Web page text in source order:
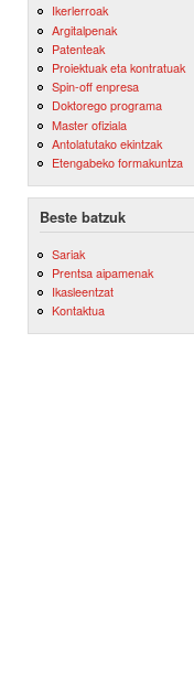
Ikerlerroak
Argitalpenak
Patenteak
Proiektuak eta kontratuak
Spin-off enpresa
Doktorego programa
Master ofiziala
Antolatutako ekintzak
Etengabeko formakuntza
Beste batzuk
Sariak
Prentsa aipamenak
Ikasleentzat
Kontaktua